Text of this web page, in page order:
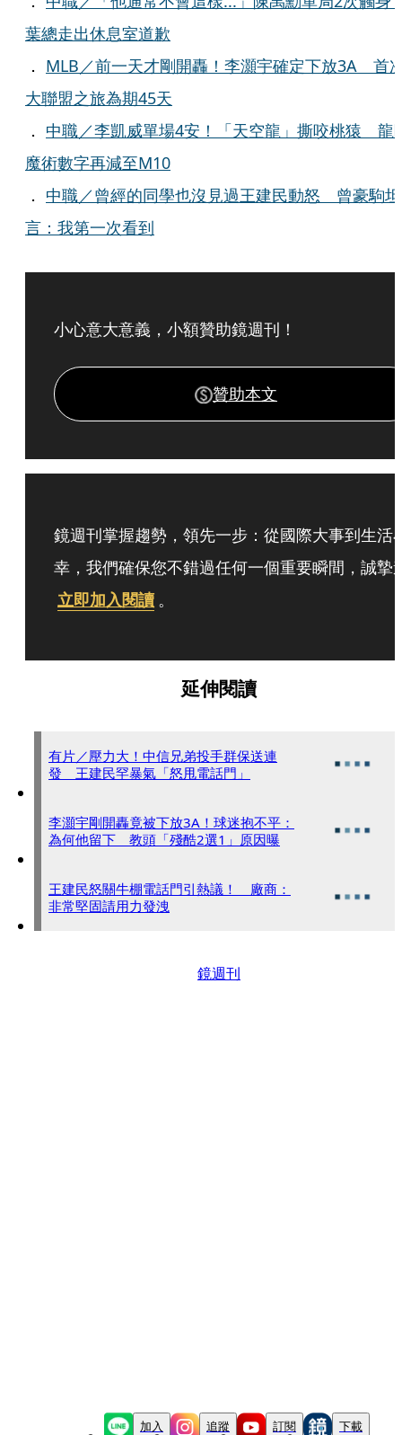
葉總走出休息室道歉
． MLB／前一天才剛開轟！李灝宇確定下放3A 首
大聯盟之旅為期45天
． 中職／李凱威單場4安！「天空龍」撕咬桃猿 龍
魔術數字再減至M10
． 中職／曾經的同學也沒見過王建民動怒 曾豪駒坦
言：我第一次看到
小心意大意義，小額贊助鏡週刊！
贊助本文
鏡週刊掌握趨勢，領先一步：從國際大事到生活
幸，我們確保您不錯過任何一個重要瞬間，誠摯
立即加入閱讀 。
延伸閱讀
有片／壓力大！中信兄弟投手群保送連
發 王建民罕暴氣「怒甩電話門」
李灝宇剛開轟竟被下放3A！球迷抱不平：
為何他留下 教頭「殘酷2選1」原因曝
王建民怒關牛棚電話門引熱議！ 廠商：
非常堅固請用力發洩
鏡週刊
加入 追蹤 訂閱 下載